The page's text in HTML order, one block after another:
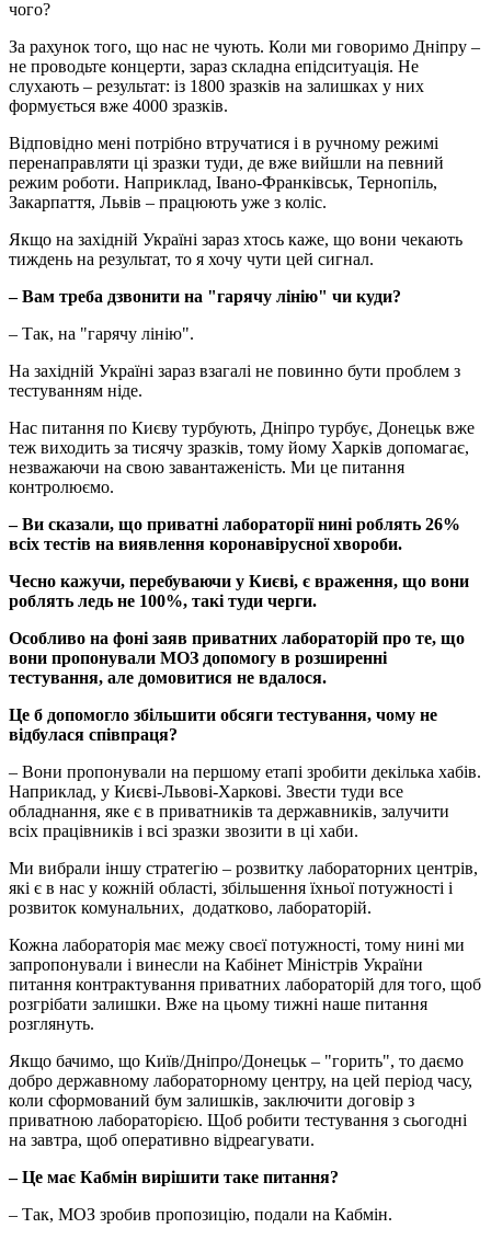
чого?
За рахунок того, що нас не чують. Коли ми говоримо Дніпру –
не проводьте концерти, зараз складна епідситуація. Не
слухають – результат: із 1800 зразків на залишках у них
формується вже 4000 зразків.
Відповідно мені потрібно втручатися і в ручному режимі
перенаправляти ці зразки туди, де вже вийшли на певний
режим роботи. Наприклад, Івано-Франківськ, Тернопіль,
Закарпаття, Львів – працюють уже з коліс.
Якщо на західній Україні зараз хтось каже, що вони чекають
тиждень на результат, то я хочу чути цей сигнал.
– Вам треба дзвонити на "гарячу лінію" чи куди?
– Так, на "гарячу лінію".
На західній Україні зараз взагалі не повинно бути проблем з
тестуванням ніде.
Нас питання по Києву турбують, Дніпро турбує, Донецьк вже
теж виходить за тисячу зразків, тому йому Харків допомагає,
незважаючи на свою завантаженість. Ми це питання
контролюємо.
– Ви сказали, що приватні лабораторії нині роблять 26%
всіх тестів на виявлення коронавірусної хвороби.
Чесно кажучи, перебуваючи у Києві, є враження, що вони
роблять ледь не 100%, такі туди черги.
Особливо на фоні заяв приватних лабораторій про те, що
вони пропонували МОЗ допомогу в розширенні
тестування, але домовитися не вдалося.
Це б допомогло збільшити обсяги тестування, чому не
відбулася співпраця?
– Вони пропонували на першому етапі зробити декілька хабів.
Наприклад, у Києві-Львові-Харкові. Звести туди все
обладнання, яке є в приватників та державників, залучити
всіх працівників і всі зразки звозити в ці хаби.
Ми вибрали іншу стратегію – розвитку лабораторних центрів,
які є в нас у кожній області, збільшення їхньої потужності і
розвиток комунальних, додатково, лабораторій.
Кожна лабораторія має межу своєї потужності, тому нині ми
запропонували і винесли на Кабінет Міністрів України
питання контрактування приватних лабораторій для того, щоб
розгрібати залишки. Вже на цьому тижні наше питання
розглянуть.
Якщо бачимо, що Київ/Дніпро/Донецьк – "горить", то даємо
добро державному лабораторному центру, на цей період часу,
коли сформований бум залишків, заключити договір з
приватною лабораторією. Щоб робити тестування з сьогодні
на завтра, щоб оперативно відреагувати.
– Це має Кабмін вирішити таке питання?
– Так, МОЗ зробив пропозицію, подали на Кабмін.